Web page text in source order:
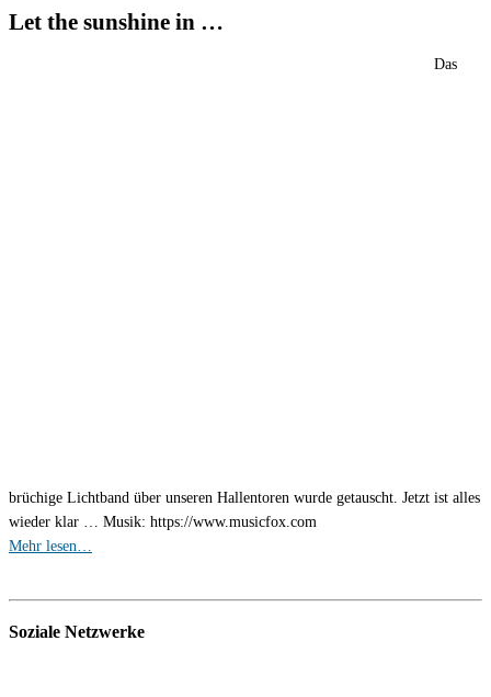
Let the sunshine in …
Das
brüchige Lichtband über unseren Hallentoren wurde getauscht. Jetzt ist alles
wieder klar … Musik: https://www.musicfox.com
Mehr lesen…
Soziale Netzwerke